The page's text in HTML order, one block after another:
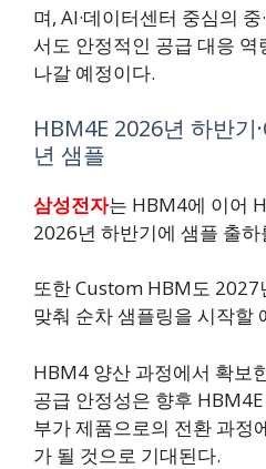
며, AI·데이터센터 중심의
서도 안정적인 공급 대응
나갈 예정이다.
HBM4E 2026년 하반
년 샘플
삼성전자는 HBM4에 이어
2026년 하반기에 샘플 출하
또한 Custom HBM도 2027
맞춰 순차 샘플링을 시작할
HBM4 양산 과정에서 확보
공급 안정성은 향후
부가 제품으로의 전환 과정
가 될 것으로 기대된다.